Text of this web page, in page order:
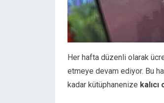
Her hafta düzenli olarak
etmeye devam ediyor. Bu
kadar kütüphanenize